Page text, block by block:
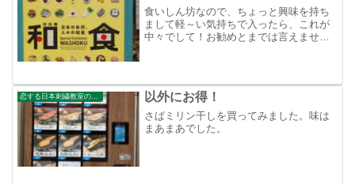
食いしん坊なので、ちょっと興味を持ち
まして軽～い気持ちで入ったら、これが
中々でして！お勧めとまでは言えません
以外にお得！
さばミリン干しを買ってみました。味は
まあまあでした。